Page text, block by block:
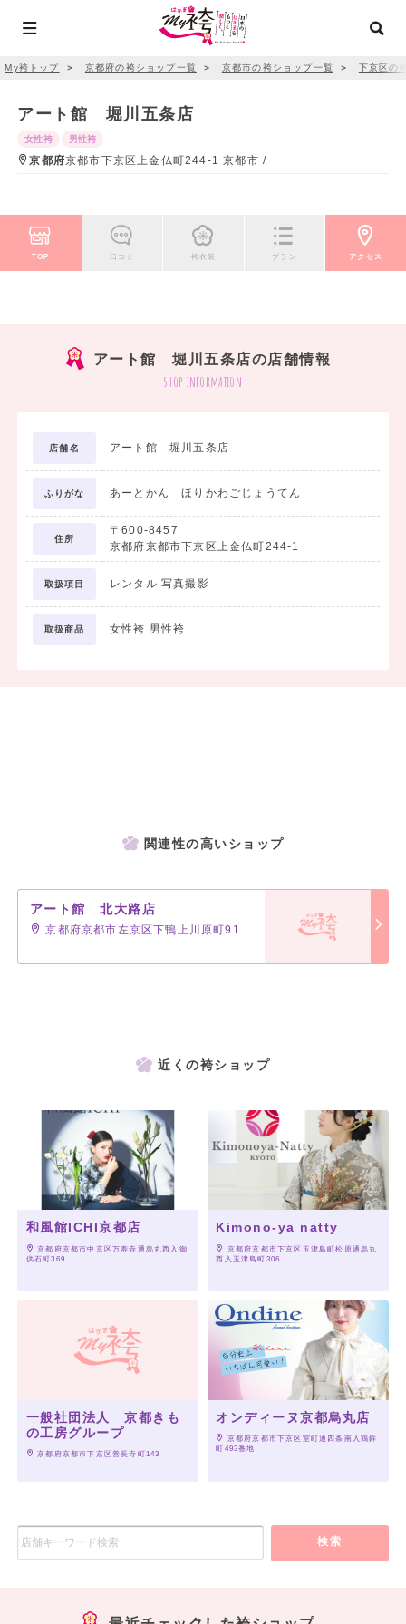
My袴トップ ＞ 京都府の袴ショップ一覧 ＞ 京都市の袴ショップ一覧 ＞ 下京区の
アート館 堀川五条店
女性袴 男性袴
京都府京都市下京区上金仏町244-1 京都市 /
TOP 口コミ 袴衣装 プラン アクセス
アート館 堀川五条店の店舗情報
shop information
店舗名 アート館 堀川五条店
ふりがな あーとかん ほりかわごじょうてん
住所
〒600-8457
京都府京都市下京区上金仏町244-1
取扱項目 レンタル 写真撮影
取扱商品 女性袴 男性袴
関連性の高いショップ
アート館 北大路店
京都府京都市左京区下鴨上川原町91
近くの袴ショップ
和風館ICHI京都店
京都府京都市中京区万寿寺通烏丸西入御
供石町369
Kimono-ya natty
京都府京都市下京区玉津島町松原通烏丸
西入玉津島町306
一般社団法人 京都きも
の工房グループ
京都府京都市下京区善長寺町143
オンディーヌ京都烏丸店
京都府京都市下京区室町通四条南入鶏鉾
町493番地
検索